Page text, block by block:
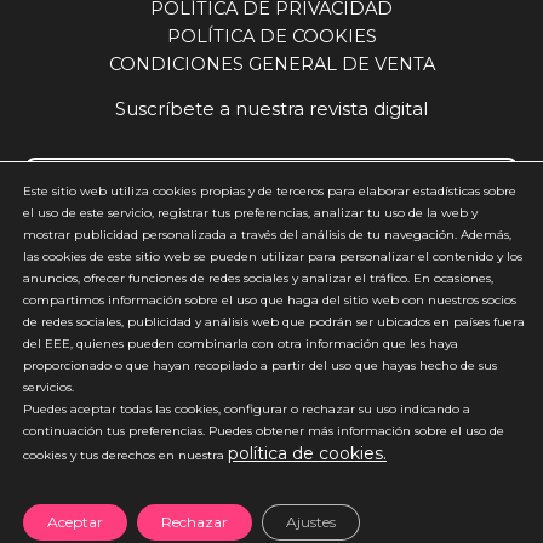
para toda Europa.
próximo gran reto José Luis Otero, director
general de GN del sur de Europa y Brasil, ponía el
sector, destacando la necesidad de avanzar en la
“Tenemos que dar el salto y empezar a trabajar
los problemas cognitivos, ver el impacto que
tienen y cómo podemos resolverlos a través de la
mejora de la audición. Ese será el siguiente paso”,
afirmaba. En este sentido, apuntaba a una
evolución del propio sector hacia un enfoque
más amplio, en el que la audición se integre
dentro de una visión global de la salud. Una
relación consolidada con el sector y con la feria
La presencia de Beltone en ExpoÓptica se apoya
en una trayectoria de más de tres décadas.
“Desde 1992 estamos aquí. Es un placer
una relación tan estrecha con profesionales y
compañeros”, destacaba Otero, subrayando el
POLÍTICA DE PRIVACIDAD
POLÍTICA DE COOKIES
CONDICIONES GENERAL DE VENTA
Suscríbete a nuestra revista digital
Acepto y estoy de acuerdo con lapolítica de privacidad(requerido)
*
*No enviamos spam
Este sitio web utiliza cookies propias y de terceros para elaborar estadísticas sobre
el uso de este servicio, registrar tus preferencias, analizar tu uso de la web y
mostrar publicidad personalizada a través del análisis de tu navegación. Además,
las cookies de este sitio web se pueden utilizar para personalizar el contenido y los
anuncios, ofrecer funciones de redes sociales y analizar el tráfico. En ocasiones,
compartimos información sobre el uso que haga del sitio web con nuestros socios
de redes sociales, publicidad y análisis web que podrán ser ubicados en países fuera
del EEE, quienes pueden combinarla con otra información que les haya
proporcionado o que hayan recopilado a partir del uso que hayas hecho de sus
servicios.
Puedes aceptar todas las cookies, configurar o rechazar su uso indicando a
continuación tus preferencias. Puedes obtener más información sobre el uso de
cookies y tus derechos en nuestra política de cookies.
Aceptar Rechazar Ajustes